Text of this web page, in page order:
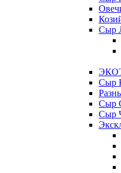
Сыр
Сыр
Сыр
Сыр